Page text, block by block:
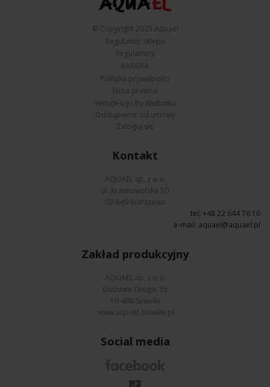
© Copyright 2025 Aquael
Regulamin sklepu
Regulaminy
KARIERA
Polityka prywatności
Nota prawna
Webdesign by Webidea
Odstąpienie od umowy
Zaloguj się
Kontakt
AQUAEL sp. z o.o.
ul. Krasnowolska 50
02-849 Warszawa
tel: +48 22 644 76 16
e-mail: aquael@aquael.pl
Zakład produkcyjny
AQUAEL sp. z o.o.
Dubowo Drugie 35
16-400 Suwałki
www.aquael.suwalki.pl
Social media